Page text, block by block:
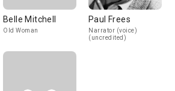
Belle Mitchell
Old Woman
Paul Frees
Narrator (voice)
(uncredited)